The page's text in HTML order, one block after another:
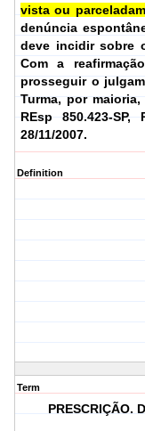
vista ou
denúncia
deve incidir sobre
Com a
prosseguir o
Turma, por
REsp 850.423-SP,
28/11/2007.
Definition
Term
PRESCRIÇÃO.